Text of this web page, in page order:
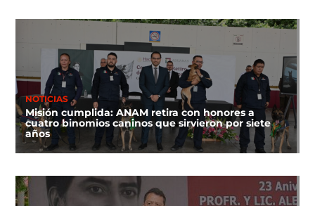
NOTICIAS
Misión cumplida: ANAM retira con honores a
cuatro binomios caninos que sirvieron por siete
años